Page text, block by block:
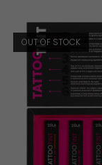
OUT OF STOCK